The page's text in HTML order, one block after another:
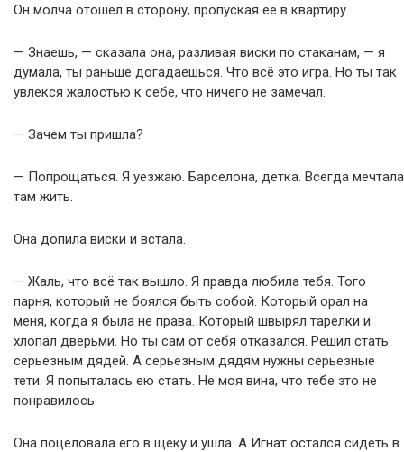
Он молча отошел в сторону, пропуская её в квартиру.
— Знаешь, — сказала она, разливая виски по стаканам, — я
думала, ты раньше догадаешься. Что всё это игра. Но ты так
увлекся жалостью к себе, что ничего не замечал.
— Зачем ты пришла?
— Попрощаться. Я уезжаю. Барселона, детка. Всегда мечтала
там жить.
Она допила виски и встала.
— Жаль, что всё так вышло. Я правда любила тебя. Того
парня, который не боялся быть собой. Который орал на
меня, когда я была не права. Который швырял тарелки и
хлопал дверьми. Но ты сам от себя отказался. Решил стать
серьезным дядей. А серьезным дядям нужны серьезные
тети. Я попыталась ею стать. Не моя вина, что тебе это не
понравилось.
Она поцеловала его в щеку и ушла. А Игнат остался сидеть в